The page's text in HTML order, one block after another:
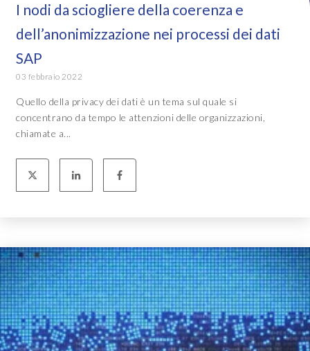
I nodi da sciogliere della coerenza e
dell’anonimizzazione nei processi dei dati
SAP
03 febbraio 2022
Quello della privacy dei dati è un tema sul quale si
concentrano da tempo le attenzioni delle organizzazioni,
chiamate a...